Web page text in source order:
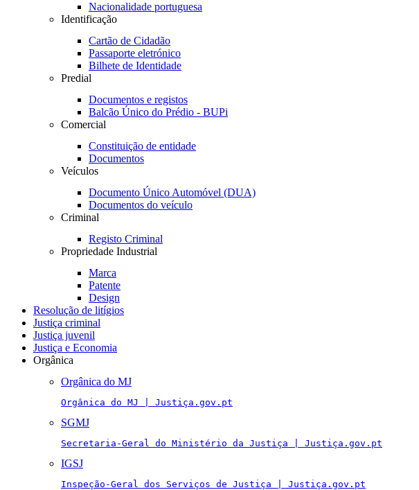
Nacionalidade portuguesa
Identificação
Cartão de Cidadão
Passaporte eletrónico
Bilhete de Identidade
Predial
Documentos e registos
Balcão Único do Prédio - BUPi
Comercial
Constituição de entidade
Documentos
Veículos
Documento Único Automóvel (DUA)
Documentos do veículo
Criminal
Registo Criminal
Propriedade Industrial
Marca
Patente
Design
Resolução de litígios
Justiça criminal
Justiça juvenil
Justiça e Economia
Orgânica
Orgânica do MJ
Orgânica do MJ | Justiça.gov.pt
SGMJ
Secretaria-Geral do Ministério da Justiça | Justiça.gov.pt
IGSJ
Inspeção-Geral dos Serviços de Justiça | Justiça.gov.pt